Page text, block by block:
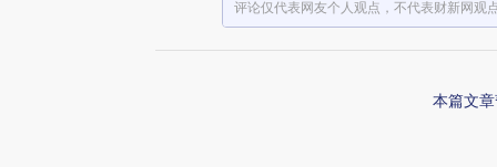
评论仅代表网友个人观点，不代表财新网观
本篇文